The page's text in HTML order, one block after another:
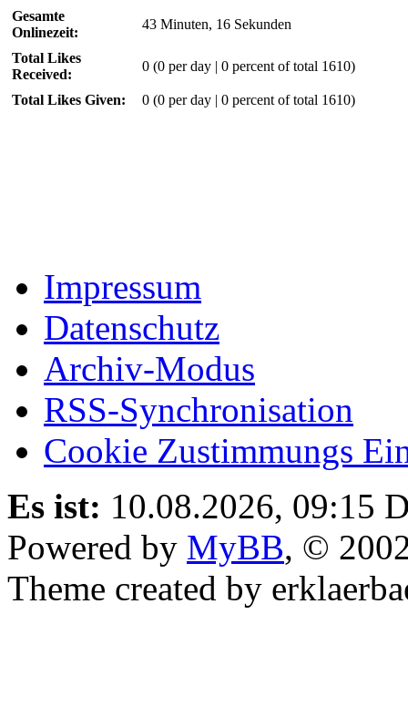
Gesamte
Onlinezeit:
43 Minuten, 16 Sekunden
Total Likes
Received:
0 (0 per day | 0 percent of total 1610)
Total Likes Given: 0 (0 per day | 0 percent of total 1610)
Impressum
Datenschutz
Archiv-Modus
RSS-Synchronisation
Cookie Zustimmungs
Es ist: 10.08.2026, 09:15
Powered by MyBB, ©
Theme created by